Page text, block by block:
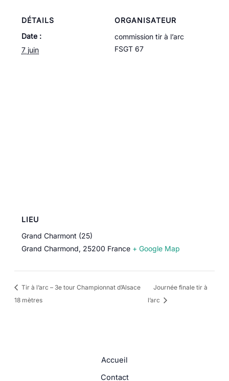
DÉTAILS
Date :
7 juin
ORGANISATEUR
commission tir à l’arc
FSGT 67
LIEU
Grand Charmont (25)
Grand Charmond, 25200 France + Google Map
Tir à l’arc – 3e tour Championnat d’Alsace
18 mètres
Journée finale tir à
l’arc
Accueil
Contact